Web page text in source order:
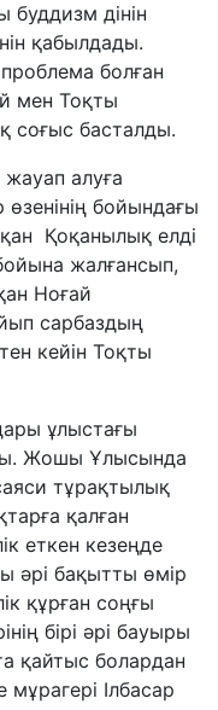
буддизм дінін
қабылдады.
болған
мен Тоқты
соғыс басталды.
алуға
бойындағы
Қоқанылық елді
жалғансып,
Ноғай
сарбаздың
кейін Тоқты
ұлыстағы
Жошы Ұлысында
тұрақтылық
қалған
еткен кезеңде
әрі бақытты өмір
құрған соңғы
бірі әрі бауыры
қайтыс болардан
Ілбасар